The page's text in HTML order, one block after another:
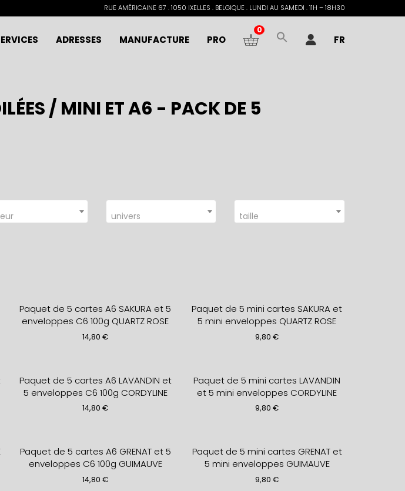
RUE AMÉRICAINE 67 . 1050 IXELLES . BELGIQUE . LUNDI AU SAMEDI . 11H – 18H30
ADRESSES MANUFACTURE PRO FR
0
/ MINI ET A6 - PACK DE 5
univers taille
Paquet de 5 cartes A6 SAKURA et 5
enveloppes C6 100g QUARTZ ROSE
14,80 €
Paquet de 5 mini cartes SAKURA et
5 mini enveloppes QUARTZ ROSE
9,80 €
Paquet de 5 cartes A6 LAVANDIN et
5 enveloppes C6 100g CORDYLINE
14,80 €
Paquet de 5 mini cartes LAVANDIN
et 5 mini enveloppes CORDYLINE
9,80 €
Paquet de 5 cartes A6 GRENAT et 5
enveloppes C6 100g GUIMAUVE
14,80 €
Paquet de 5 mini cartes GRENAT et
5 mini enveloppes GUIMAUVE
9,80 €